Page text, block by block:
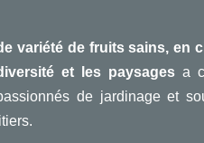
variété de fruits sains, en
et les paysages a
de jardinage et